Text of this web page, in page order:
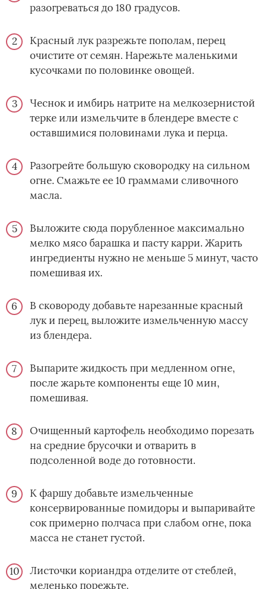
разогреваться до 180 градусов.
Красный лук разрежьте пополам, перец
очистите от семян. Нарежьте маленькими
кусочками по половинке овощей.
Чеснок и имбирь натрите на мелкозернистой
терке или измельчите в блендере вместе с
оставшимися половинами лука и перца.
Разогрейте большую сковородку на сильном
огне. Смажьте ее 10 граммами сливочного
масла.
Выложите сюда порубленное максимально
мелко мясо барашка и пасту карри. Жарить
ингредиенты нужно не меньше 5 минут, часто
помешивая их.
В сковороду добавьте нарезанные красный
лук и перец, выложите измельченную массу
из блендера.
Выпарите жидкость при медленном огне,
после жарьте компоненты еще 10 мин,
помешивая.
Очищенный картофель необходимо порезать
на средние брусочки и отварить в
подсоленной воде до готовности.
К фаршу добавьте измельченные
консервированные помидоры и выпаривайте
сок примерно полчаса при слабом огне, пока
масса не станет густой.
Листочки кориандра отделите от стеблей,
меленько порежьте.